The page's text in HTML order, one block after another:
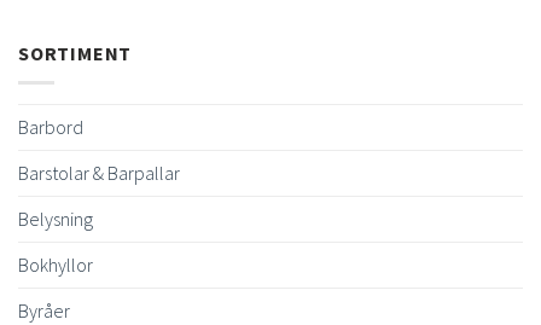
SORTIMENT
Barbord
Barstolar & Barpallar
Belysning
Bokhyllor
Byråer